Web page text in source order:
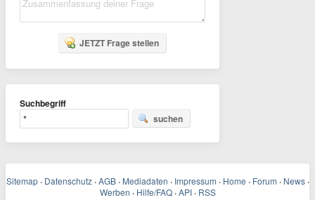
JETZT Frage stellen
Suchbegriff
suchen
Sitemap · Datenschutz · AGB · Mediadaten · Impressum · Home · Forum · News ·
Werben · Hilfe/FAQ · API · RSS